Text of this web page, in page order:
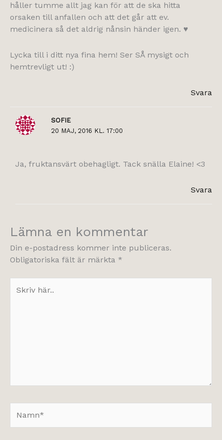
håller tumme allt jag kan för att de ska hitta
orsaken till anfallen och att det går att ev.
medicinera så det aldrig nånsin händer igen. ♥
Lycka till i ditt nya fina hem! Ser SÅ mysigt och
hemtrevligt ut! :)
Svara
SOFIE
20 MAJ, 2016 KL. 17:00
Ja, fruktansvärt obehagligt. Tack snälla Elaine! <3
Svara
Lämna en kommentar
Din e-postadress kommer inte publiceras.
Obligatoriska fält är märkta *
här..